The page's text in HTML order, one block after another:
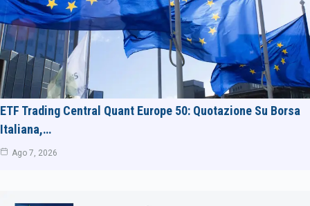
ETF Trading Central Quant Europe 50: Quotazione Su Borsa
Italiana,…
Ago 7, 2026